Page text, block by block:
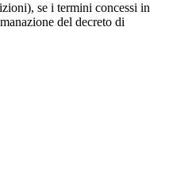
se i termini concessi in
del decreto di